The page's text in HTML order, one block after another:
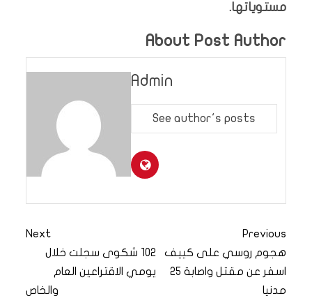
مستوياتها.
About Post Author
Admin
See author's posts
Previous
هجوم روسي على كييف
اسفر عن مقتل واصابة 25
مدنيا
Next
102 شكوى سجلت خلال
يومي الاقتراعين العام
والخاص